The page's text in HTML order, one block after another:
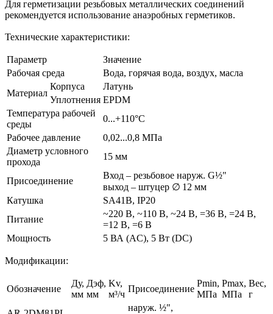
Для герметизации резьбовых металлических соединений
рекомендуется использование анаэробных герметиков.
Технические характеристики:
Параметр
Значение
Рабочая среда
Вода, горячая вода, воздух, масла
Материал
Корпуса
Латунь
Уплотнения EPDM
Температура рабочей
среды
0...+110°С
Рабочее давление
0,02...0,8 МПа
Диаметр условного
прохода
15 мм
Присоединение
Вход – резьбовое наруж. G½"
выход – штуцер ∅ 12 мм
Катушка
SA41B, IP20
Питание
~220 В, ~110 В, ~24 В, =36 В, =24 В,
=12 В, =6 В
Мощность
5 ВА (AC), 5 Вт (DC)
Модификации:
Обозначение
Ду,
мм
Дэф,
мм
Kv,
м³/ч
Присоединение
Pmin,
МПа
Pmax,
МПа
Вес,
г
наруж. ½",